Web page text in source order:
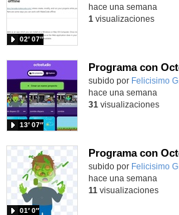
02′ 07″
hace una semana
1 visualizaciones
Contenido educativo.
subido por Felicisimo G.
13′ 07″
hace una semana
31 visualizaciones
Contenido educativo.
subido por Felicisimo G.
01′ 0″
hace una semana
11 visualizaciones